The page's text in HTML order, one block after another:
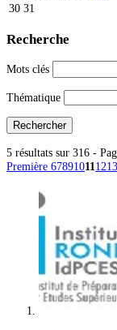
30 31
Recherche
Mots clés
Thématique
5 résultats sur 316 -
Première 678910111213